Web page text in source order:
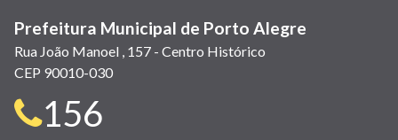
Prefeitura Municipal de Porto Alegre
Rua João Manoel , 157 - Centro Histórico
CEP 90010-030
Telefone
156